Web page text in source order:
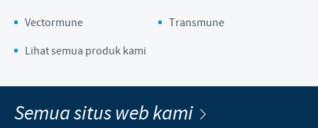
Vectormune
Transmune
Lihat semua produk kami
Semua situs web kami